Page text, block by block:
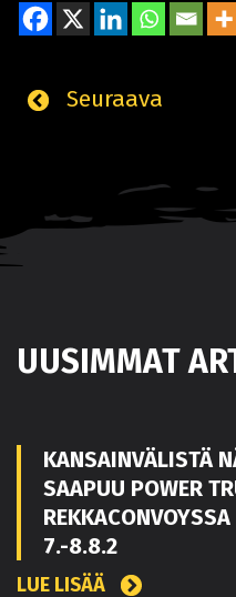
Seuraava
UUSIMMAT
KANSAINVÄLISTÄ
SAAPUU POWER
7.-8.8.2
LUE LISÄÄ